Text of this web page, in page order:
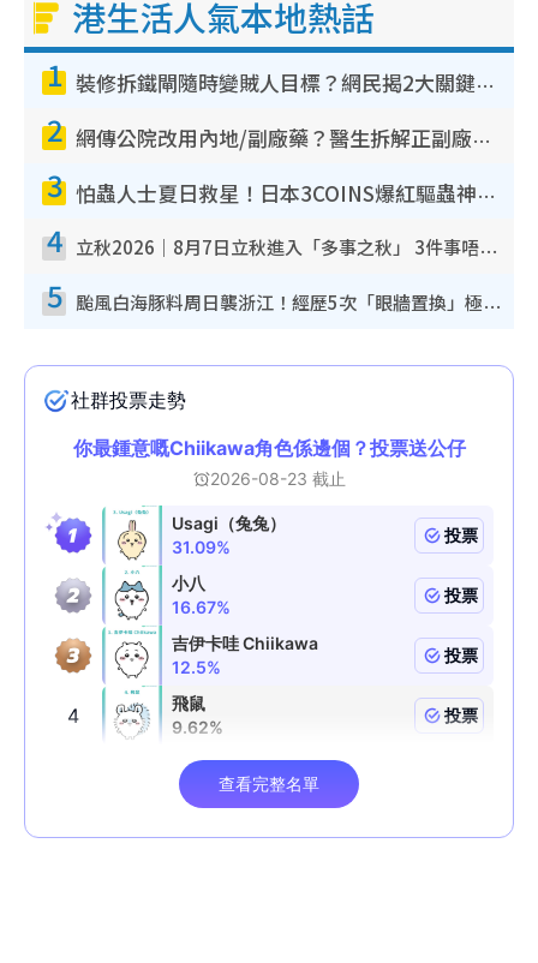
m
港生活人氣本地熱話
1 裝修拆鐵閘隨時變賊人目標？網民揭2大關鍵用途：裝新式等於白裝？附新舊鐵閘分別
2 網傳公院改用內地/副廠藥？醫生拆解正副廠分別 揭4類人換藥隨時出事
3 怕蟲人士夏日救星！日本3COINS爆紅驅蟲神器$45起 1招「全程免觸碰」輕鬆搞定小強
4 立秋2026｜8月7日立秋進入「多事之秋」 3件事唔做得！專家教6招開運 清枱頭／銀包納氣接好運
5 颱風白海豚料周日襲浙江！經歷5次「眼牆置換」極罕見 成登陸內地最長途颱風